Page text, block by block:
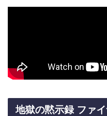
地獄の黙示録 ファ